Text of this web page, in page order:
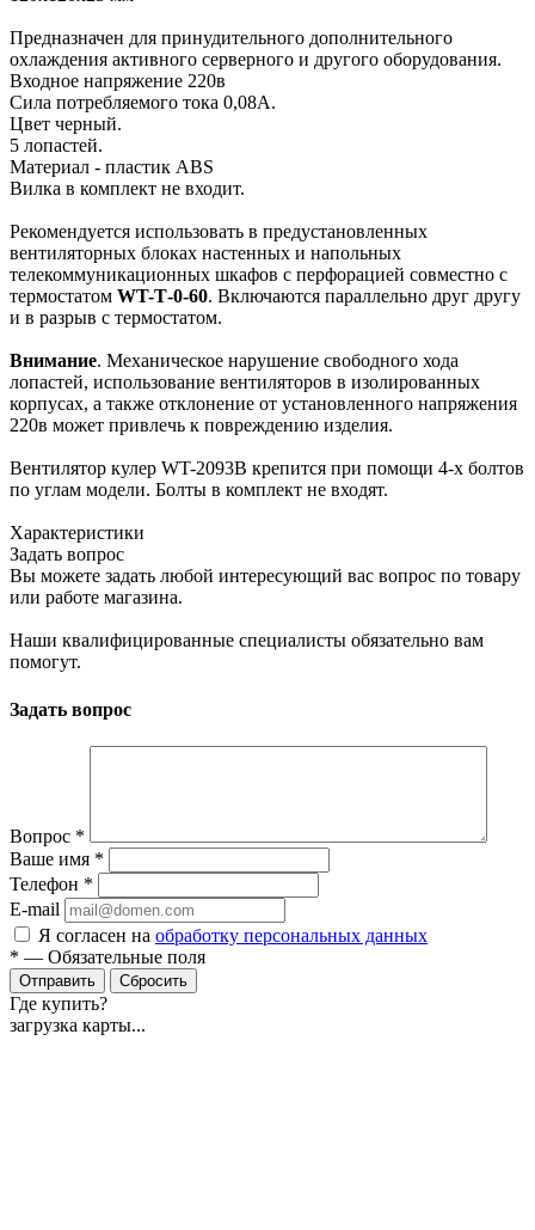
Предназначен для принудительного дополнительного
охлаждения активного серверного и другого оборудования.
Входное напряжение 220в
Сила потребляемого тока 0,08А.
Цвет черный.
5 лопастей.
Материал - пластик ABS
Вилка в комплект не входит.
Рекомендуется использовать в предустановленных
вентиляторных блоках настенных и напольных
телекоммуникационных шкафов с перфорацией совместно с
термостатом WT-Т-0-60. Включаются параллельно друг другу
и в разрыв с термостатом.
Внимание. Механическое нарушение свободного хода
лопастей, использование вентиляторов в изолированных
корпусах, а также отклонение от установленного напряжения
220в может привлечь к повреждению изделия.
Вентилятор кулер WT-2093B крепится при помощи 4-х болтов
по углам модели. Болты в комплект не входят.
Характеристики
Задать вопрос
Вы можете задать любой интересующий вас вопрос по товару
или работе магазина.
Наши квалифицированные специалисты обязательно вам
помогут.
Задать вопрос
Вопрос *
Ваше имя *
Телефон *
E-mail
Я согласен на обработку персональных данных
* — Обязательные поля
Отправить Сбросить
Где купить?
загрузка карты...